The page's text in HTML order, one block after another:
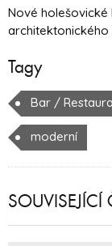
Nové
architektonického
Tagy
Bar /
moderní